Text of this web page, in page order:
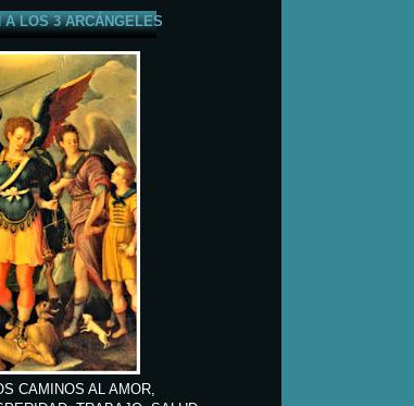
A LOS 3 ARCÁNGELES
CAMINOS AL AMOR,